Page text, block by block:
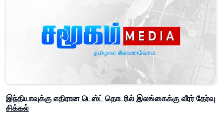
இந்தியாவுக்கு எதிரான டெஸ்ட் தொடரில் இலங்கைக்கு வீரர் தேர்வு
சிக்கல்